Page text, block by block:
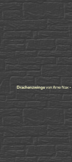
Drachenzwingevon Arne Nax -